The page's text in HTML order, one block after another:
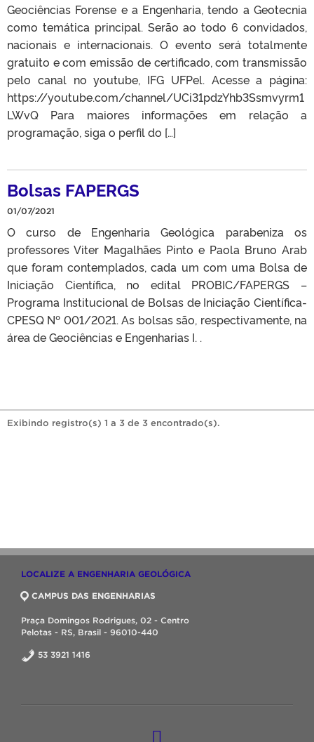
Geociências Forense e a Engenharia, tendo a Geotecnia
como temática principal. Serão ao todo 6 convidados,
nacionais e internacionais. O evento será totalmente
gratuito e com emissão de certificado, com transmissão
pelo canal no youtube, IFG UFPel. Acesse a página:
https://youtube.com/channel/UCi31pdzYhb3Ssmvyrm1
LWvQ Para maiores informações em relação a
programação, siga o perfil do […]
Bolsas FAPERGS
01/07/2021
O curso de Engenharia Geológica parabeniza os
professores Viter Magalhães Pinto e Paola Bruno Arab
que foram contemplados, cada um com uma Bolsa de
Iniciação Científica, no edital PROBIC/FAPERGS –
Programa Institucional de Bolsas de Iniciação Científica-
CPESQ Nº 001/2021. As bolsas são, respectivamente, na
área de Geociências e Engenharias I. .
Exibindo registro(s) 1 a 3 de 3 encontrado(s).
LOCALIZE A ENGENHARIA GEOLÓGICA
CAMPUS DAS ENGENHARIAS
Praça Domingos Rodrigues, 02 - Centro
Pelotas - RS, Brasil - 96010-440
53 3921 1416